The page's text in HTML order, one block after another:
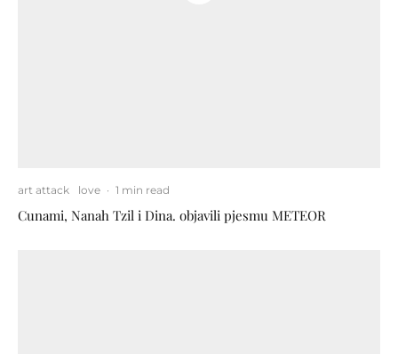
art attack love · 1 min read
Cunami, Nanah Tzil i Dina. objavili pjesmu METEOR